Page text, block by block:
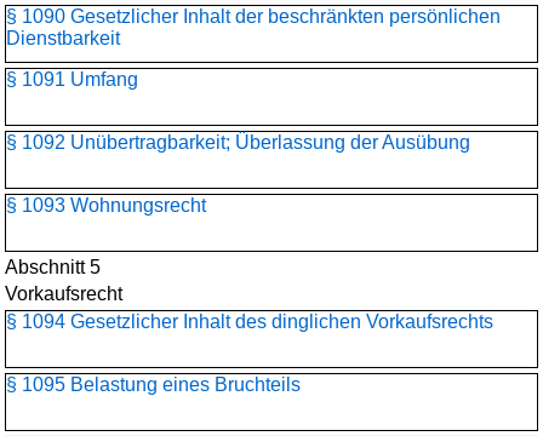
§ 1090 Gesetzlicher Inhalt der beschränkten persönlichen
Dienstbarkeit
§ 1091 Umfang
§ 1092 Unübertragbarkeit; Überlassung der Ausübung
§ 1093 Wohnungsrecht
Abschnitt 5
Vorkaufsrecht
§ 1094 Gesetzlicher Inhalt des dinglichen Vorkaufsrechts
§ 1095 Belastung eines Bruchteils